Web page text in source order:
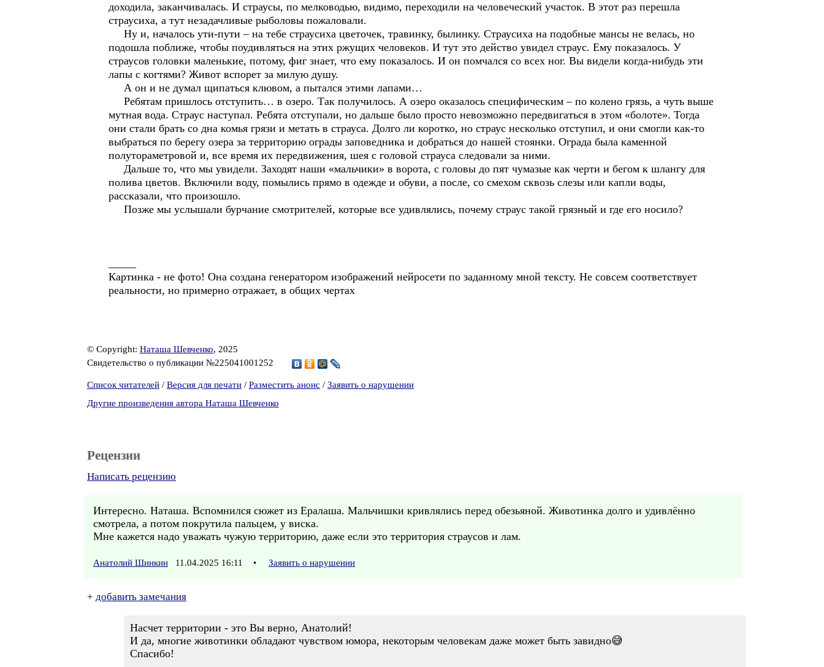
доходила, заканчивалась. И страусы, по мелководью, видимо, переходили на человеческий участок. В этот раз перешла
страусиха, а тут незадачливые рыболовы пожаловали.
Ну и, началось ути-пути – на тебе страусиха цветочек, травинку, былинку. Страусиха на подобные мансы не велась, но
подошла поближе, чтобы поудивляться на этих ржущих человеков. И тут это действо увидел страус. Ему показалось. У
страусов головки маленькие, потому, фиг знает, что ему показалось. И он помчался со всех ног. Вы видели когда-нибудь эти
лапы с когтями? Живот вспорет за милую душу.
А он и не думал щипаться клювом, а пытался этими лапами…
Ребятам пришлось отступить… в озеро. Так получилось. А озеро оказалось специфическим – по колено грязь, а чуть выше
мутная вода. Страус наступал. Ребята отступали, но дальше было просто невозможно передвигаться в этом «болоте». Тогда
они стали брать со дна комья грязи и метать в страуса. Долго ли коротко, но страус несколько отступил, и они смогли как-то
выбраться по берегу озера за территорию ограды заповедника и добраться до нашей стоянки. Ограда была каменной
полутораметровой и, все время их передвижения, шея с головой страуса следовали за ними.
Дальше то, что мы увидели. Заходят наши «мальчики» в ворота, с головы до пят чумазые как черти и бегом к шлангу для
полива цветов. Включили воду, помылись прямо в одежде и обуви, а после, со смехом сквозь слезы или капли воды,
рассказали, что произошло.
Позже мы услышали бурчание смотрителей, которые все удивлялись, почему страус такой грязный и где его носило?
Картинка - не фото! Она создана генератором изображений нейросети по заданному мной тексту. Не совсем соответствует
реальности, но примерно отражает, в общих чертах
© Copyright: Наташа Шевченко, 2025
Свидетельство о публикации №225041001252
Список читателей / Версия для печати / Разместить анонс / Заявить о нарушении
Другие произведения автора Наташа Шевченко
Рецензии
Написать рецензию
Интересно. Наташа. Вспомнился сюжет из Ералаша. Мальчишки кривлялись перед обезьяной. Животинка долго и удивлённо
смотрела, а потом покрутила пальцем, у виска.
Мне кажется надо уважать чужую территорию, даже если это территория страусов и лам.
Анатолий Шинкин 11.04.2025 16:11 • Заявить о нарушении
+ добавить замечания
Насчет территории - это Вы верно, Анатолий!
И да, многие животинки обладают чувством юмора, некоторым человекам даже может быть завидно😅
Спасибо!